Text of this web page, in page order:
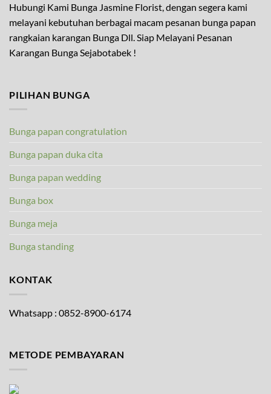
Hubungi Kami Bunga Jasmine Florist, dengan segera kami
melayani kebutuhan berbagai macam pesanan bunga papan
rangkaian karangan Bunga Dll. Siap Melayani Pesanan
Karangan Bunga Sejabotabek !
PILIHAN BUNGA
Bunga papan congratulation
Bunga papan duka cita
Bunga papan wedding
Bunga box
Bunga meja
Bunga standing
KONTAK
Whatsapp : 0852-8900-6174
METODE PEMBAYARAN